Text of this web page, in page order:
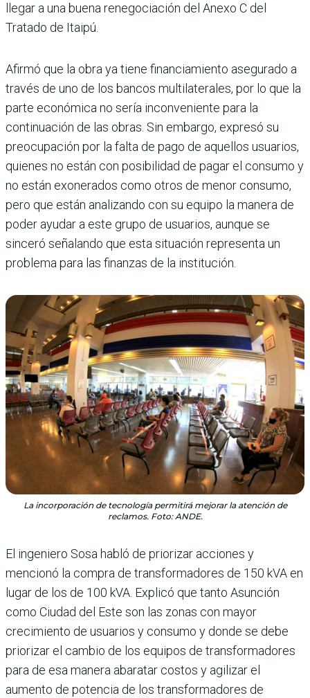
llegar a una buena renegociación del Anexo C del
Tratado de Itaipú.
Afirmó que la obra ya tiene financiamiento asegurado a
través de uno de los bancos multilaterales, por lo que la
parte económica no sería inconveniente para la
continuación de las obras. Sin embargo, expresó su
preocupación por la falta de pago de aquellos usuarios,
quienes no están con posibilidad de pagar el consumo y
no están exonerados como otros de menor consumo,
pero que están analizando con su equipo la manera de
poder ayudar a este grupo de usuarios, aunque se
sinceró señalando que esta situación representa un
problema para las finanzas de la institución.
La incorporación de tecnología permitirá mejorar la atención de
reclamos. Foto: ANDE.
El ingeniero Sosa habló de priorizar acciones y
mencionó la compra de transformadores de 150 kVA en
lugar de los de 100 kVA. Explicó que tanto Asunción
como Ciudad del Este son las zonas con mayor
crecimiento de usuarios y consumo y donde se debe
priorizar el cambio de los equipos de transformadores
para de esa manera abaratar costos y agilizar el
aumento de potencia de los transformadores de